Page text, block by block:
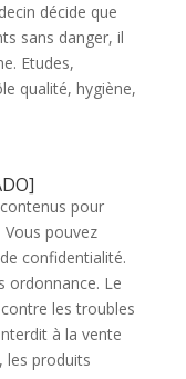
décide que
sans danger, il
Etudes,
qualité, hygiène,
pour
pouvez
confidentialité.
ordonnance. Le
les troubles
à la vente
les produits